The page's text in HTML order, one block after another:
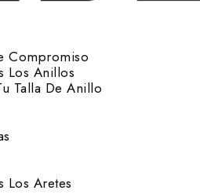
Compromiso
Los Anillos
Talla De Anillo
Los Aretes